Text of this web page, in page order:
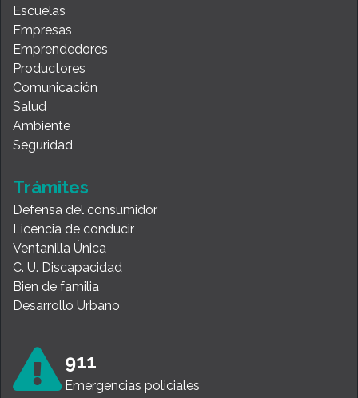
Escuelas
Empresas
Emprendedores
Productores
Comunicación
Salud
Ambiente
Seguridad
Trámites
Defensa del consumidor
Licencia de conducir
Ventanilla Única
C. U. Discapacidad
Bien de familia
Desarrollo Urbano
911
Emergencias policiales